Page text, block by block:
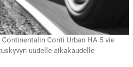
Continentalin Conti Urban HA 5 vie
uudelle aikakaudelle